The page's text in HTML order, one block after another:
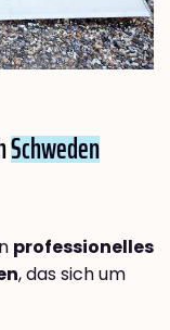
Schweden
professionelles
, das sich um